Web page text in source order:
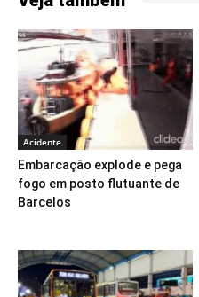
Acidente
Embarcação explode e pega
fogo em posto flutuante de
Barcelos